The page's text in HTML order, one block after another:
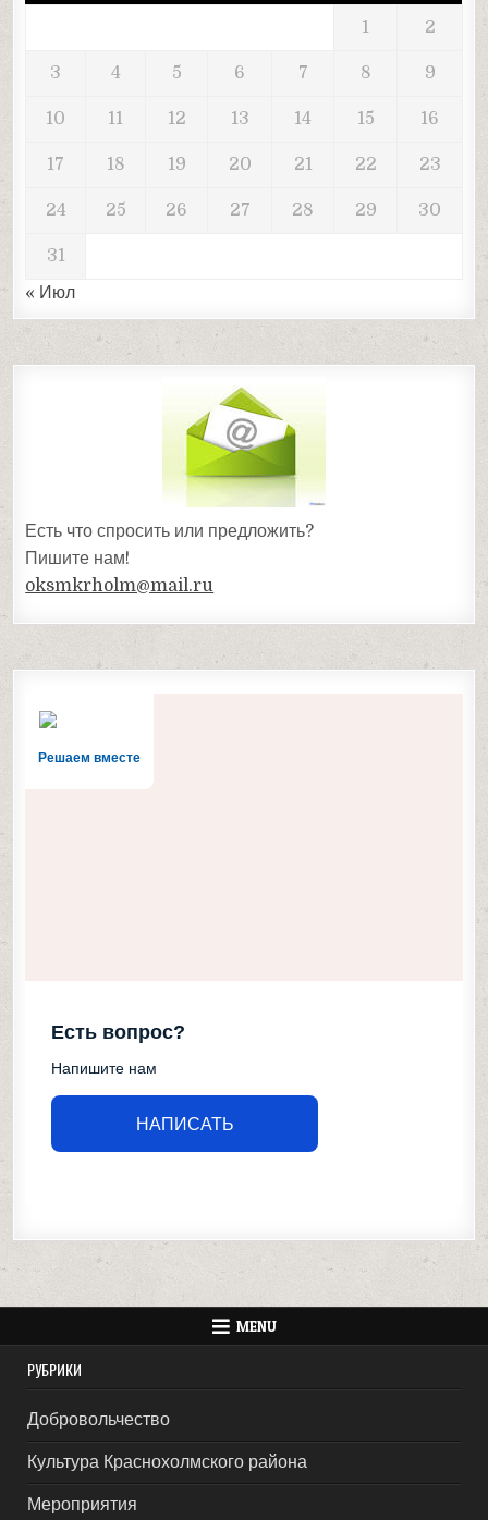
1 2
3 4 5 6 7 8 9
10 11 12 13 14 15 16
17 18 19 20 21 22 23
24 25 26 27 28 29 30
31
« Июл
Есть что спросить или предложить?
Пишите нам!
oksmkrholm@mail.ru
Решаем вместе
Есть вопрос?
Напишите нам
НАПИСАТЬ
MENU
РУБРИКИ
Добровольчество
Культура Краснохолмского района
Мероприятия